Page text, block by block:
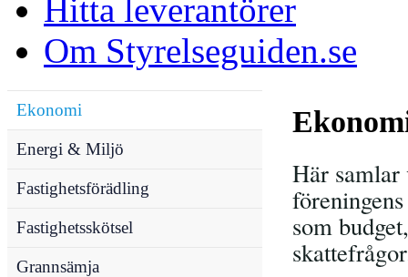
Hitta leverantörer
Om Styrelseguiden.se
Ekonomi
Energi & Miljö
Fastighetsförädling
Fastighetsskötsel
Grannsämja
Här samlar
som